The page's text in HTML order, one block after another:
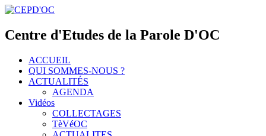
Centre d'Etudes de la Parole D'OC
ACCUEIL
QUI SOMMES-NOUS ?
ACTUALITÉS
AGENDA
Vidéos
COLLECTAGES
TèVéOC